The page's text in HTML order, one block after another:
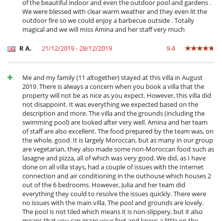
of the beautiful indoor and even the outdoor pool and gardens .
We were blessed with clear warm weather and they even lit the
outdoor fire so we could enjoy a barbecue outside . Totally
magical and we will miss Amina and her staff very much
R A. 21/12/2019 - 28/12/2019 9.4
Me and my family (11 altogether) stayed at this villa in August
2019. There is always a concern when you book a villa that the
property will not be as nice as you expect. However, this villa did
not disappoint. It was everything we expected based on the
description and more. The villa and the grounds (including the
swimming pool) are looked after very well. Amina and her team
of staff are also excellent. The food prepared by the team was, on
the whole, good. It is largely Moroccan, but as many in our group
are vegetarian, they also made some non-Moroccan food such as
lasagne and pizza, all of which was very good. We did, as I have
done on all villa stays, had a couple of issues with the Internet
connection and air conditioning in the outhouse which houses 2
out of the 6 bedrooms. However, Julia and her team did
everything they could to resolve the issues quickly. There were
no issues with the main villa. The pool and grounds are lovely.
The pool is not tiled which means it is non-slippery, but it also